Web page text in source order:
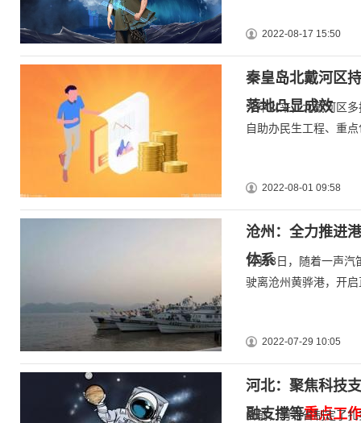
2022-08-17 15:50
秦皇岛北戴河区
落地凸显成效
今年以来，北戴河区
自助办民生工程、重
2022-08-01 09:58
沧州：全力推进
体系
7月18日，随着一声汽
驶离沧州黄骅港，开
2022-07-29 10:05
河北：聚焦科技
融支撑等重点工作
日前，河北省制定了